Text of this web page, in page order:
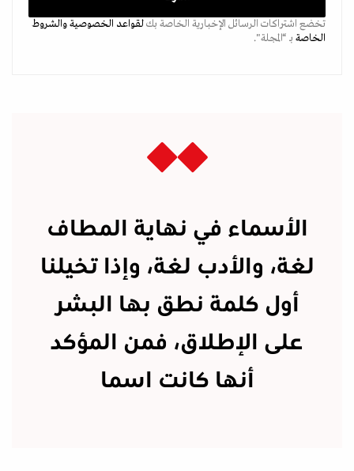
تخضع اشتراكات الرسائل الإخبارية الخاصة بكلقواعد الخصوصيةوالشروط
الخاصة بـ “المجلة".
الأسماء في نهاية المطاف
لغة، والأدب لغة، وإذا تخيلنا
أول كلمة نطق بها البشر
على الإطلاق، فمن المؤكد
أنها كانت اسما